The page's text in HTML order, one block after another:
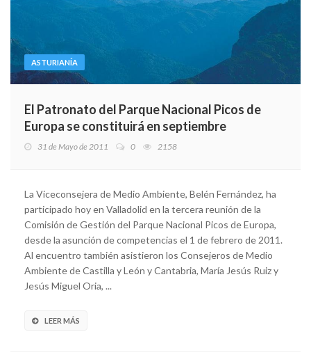
ASTURIANÍA
El Patronato del Parque Nacional Picos de
Europa se constituirá en septiembre
31 de Mayo de 2011 0 2158
La Viceconsejera de Medio Ambiente, Belén Fernández, ha
participado hoy en Valladolid en la tercera reunión de la
Comisión de Gestión del Parque Nacional Picos de Europa,
desde la asunción de competencias el 1 de febrero de 2011.
Al encuentro también asistieron los Consejeros de Medio
Ambiente de Castilla y León y Cantabria, María Jesús Ruiz y
Jesús Miguel Oria, ...
LEER MÁS